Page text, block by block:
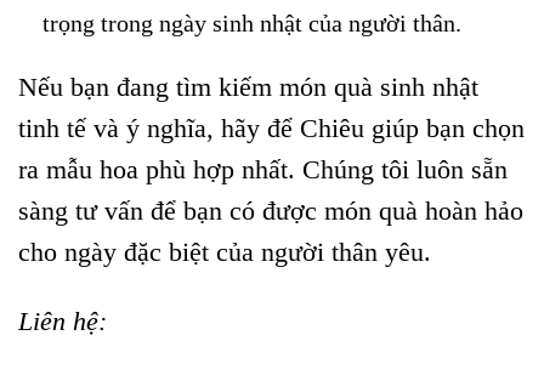
trọng trong ngày sinh nhật của người thân.
Nếu bạn đang tìm kiếm món quà sinh nhật
tinh tế và ý nghĩa, hãy để Chiêu giúp bạn chọn
ra mẫu hoa phù hợp nhất. Chúng tôi luôn sẵn
sàng tư vấn để bạn có được món quà hoàn hảo
cho ngày đặc biệt của người thân yêu.
Liên hệ: